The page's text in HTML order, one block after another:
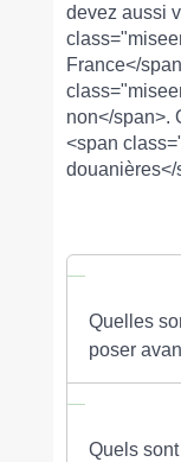
devez aussi
France</
non</span>.
<span
douanières</
Quelles
poser
Quels